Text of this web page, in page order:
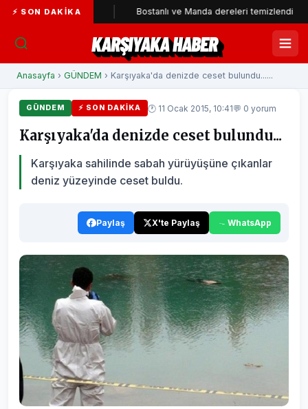
⚡ SON DAKIKA
katıldı Bostanlı ve Manda dereleri temizlendi
KARŞIYAKA HABER
Anasayfa › GÜNDEM › Karşıyaka'da denizde ceset bulundu......
GÜNDEM ⚡ SON DAKIKA 🕐 11 Ocak 2015, 10:41💬 0 yorum
Karşıyaka'da denizde ceset bulundu...
Karşıyaka sahilinde sabah yürüyüşüne çıkanlar
deniz yüzeyinde ceset buldu.
Paylaş X'te Paylaş WhatsApp